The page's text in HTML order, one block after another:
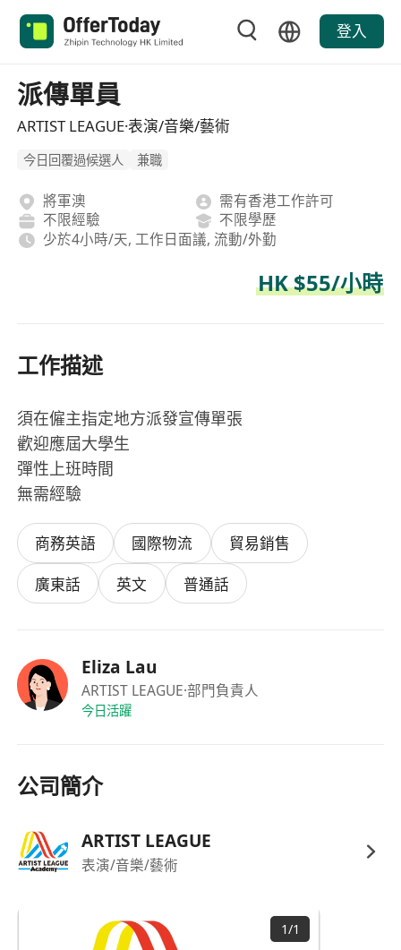
登入
派傳單員
ARTIST LEAGUE·表演/音樂/藝術
今日回覆過候選人 兼職
將軍澳
需有香港工作許可
不限經驗
不限學歷
少於4小時/天, 工作日面議, 流動/外勤
HK $55/小時
工作描述
須在僱主指定地方派發宣傳單張
歡迎應屆大學生
彈性上班時間
無需經驗
商務英語 國際物流
貿易銷售
廣東話
英文 普通話
Eliza Lau
ARTIST LEAGUE·部門負責人
今日活躍
公司簡介
ARTIST LEAGUE
表演/音樂/藝術
1/1